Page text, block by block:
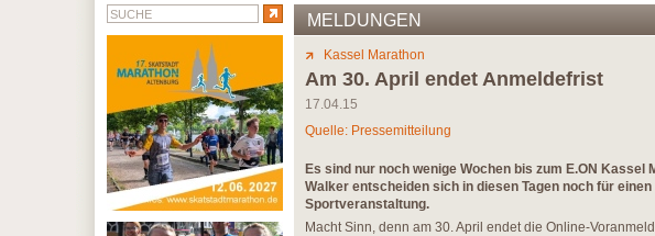
MELDUNGEN
Kassel Marathon
Am 30. April endet Anmeldefrist
17.04.15
Quelle: Pressemitteilung
Es sind nur noch wenige Wochen bis zum E.ON Kassel
Walker entscheiden sich in diesen Tagen noch für
Sportveranstaltung.
Macht Sinn, denn am 30. April endet die Online-